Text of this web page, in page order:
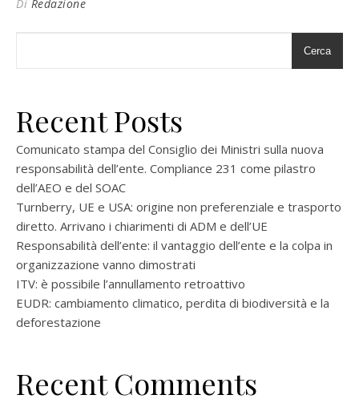
Di Redazione
Cerca
Recent Posts
Comunicato stampa del Consiglio dei Ministri sulla nuova
responsabilità dell’ente. Compliance 231 come pilastro
dell’AEO e del SOAC
Turnberry, UE e USA: origine non preferenziale e trasporto
diretto. Arrivano i chiarimenti di ADM e dell’UE
Responsabilità dell’ente: il vantaggio dell’ente e la colpa in
organizzazione vanno dimostrati
ITV: è possibile l’annullamento retroattivo
EUDR: cambiamento climatico, perdita di biodiversità e la
deforestazione
Recent Comments